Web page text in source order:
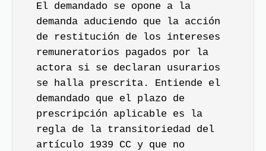
El demandado se opone a la
demanda aduciendo que la acción
de restitución de los intereses
remuneratorios pagados por la
actora si se declaran usurarios
se halla prescrita. Entiende el
demandado que el plazo de
prescripción aplicable es la
regla de la transitoriedad del
artículo 1939 CC y que no